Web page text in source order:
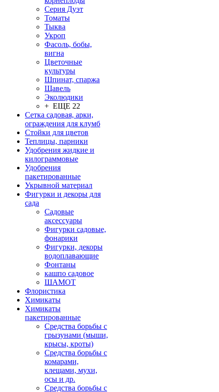
Серия Дуэт
Томаты
Тыква
Укроп
Фасоль, бобы,
вигна
Цветочные
культуры
Шпинат, спаржа
Щавель
Эколюдики
+ ЕЩЕ 22
Сетка садовая, арки,
ограждения для клумб
Стойки для цветов
Теплицы, парники
Удобрения жидкие и
килограммовые
Удобрения
пакетированные
Укрывной материал
Фигурки и декоры для
сада
Садовые
аксессуары
Фигурки садовые,
фонарики
Фигурки, декоры
водоплавающие
Фонтаны
кашпо садовое
ШАМОТ
Флористика
Химикаты
Химикаты
пакетированные
Средства борьбы с
грызунами (мыши,
крысы, кроты)
Средства борьбы с
комарами,
клещами, мухи,
осы и др.
Средства борьбы с